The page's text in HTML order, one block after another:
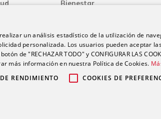
Bienestar
Dermatología
un análisis estadístico de la utilización de
personalizada. Los usuarios pueden aceptar
de "RECHAZAR TODO" y CONFIGURAR LAS
más información en nuestra Política de Cookies.
RENDIMIENTO COOKIES DE